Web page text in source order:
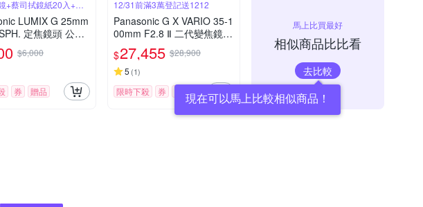
+蔡司拭鏡紙20入+吹
LUMIX G 25mm
定焦鏡頭 公司
$6,000
券 贈品
12/31前滿3萬登記送1212
Panasonic G X VARIO 35-1
00mm F2.8 Ⅱ 二代變焦鏡頭
公司貨
$27,455 $28,900
5 (1)
限時下殺 券 贈品
馬上比買最好
相似商品比比看
去比較
現在可以馬上比較相似商品！